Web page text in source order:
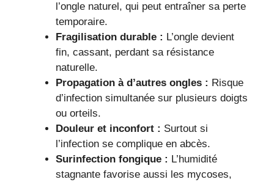
l’ongle naturel, qui peut entraîner sa perte
temporaire.
Fragilisation durable : L’ongle devient
fin, cassant, perdant sa résistance
naturelle.
Propagation à d’autres ongles : Risque
d’infection simultanée sur plusieurs doigts
ou orteils.
Douleur et inconfort : Surtout si
l’infection se complique en abcès.
Surinfection fongique : L’humidité
stagnante favorise aussi les mycoses,